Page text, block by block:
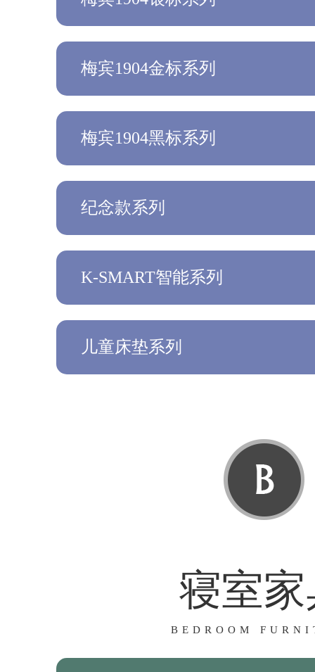
梅宾1904金标系列
梅宾1904黑标系列
纪念款系列
K-SMART智能系列
儿童床垫系列
寝室
BEDROOM